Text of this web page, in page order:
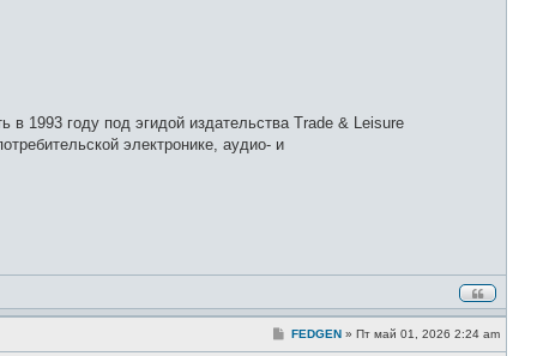
1993 году под эгидой издательства Trade & Leisure
электронике, аудио- и
СFEDGEN » Пт май 01, 2026 2:24 am